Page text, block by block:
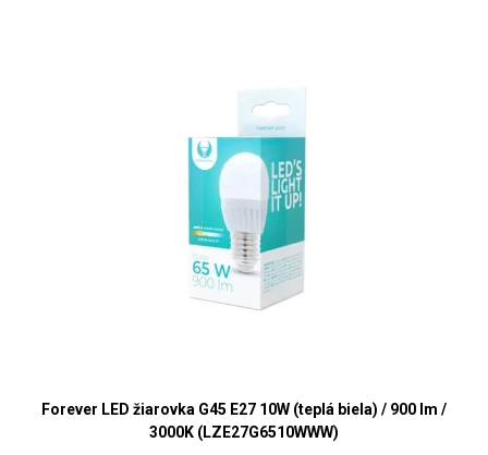
Forever LED žiarovka G45 E27 10W (teplá biela) / 900 lm /
3000K (LZE27G6510WWW)